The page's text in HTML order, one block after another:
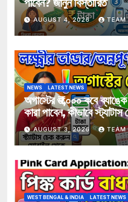
AUGUST 4, 2026 TEAM
NEWS LATEST NEWS
অগাস্টের ₹৩,০০০ কবে
কারা পাবেন, কীভাবে
AUGUST 3, 2026 TEAM
WEST BENGAL & INDIA LATEST NEWS